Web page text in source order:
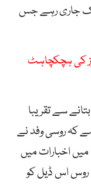
اپریل سے 15 اپریل تک جاری رہے جس
کی ہچکچاہٹ
سے تقریبا
کہ روسی وفد نے
اخبارات میں
روس اس ڈیل کو